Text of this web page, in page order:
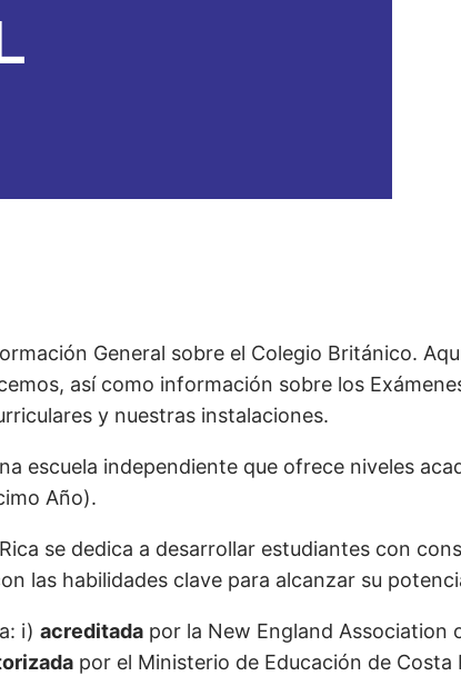
General sobre el Colegio Británico.
así como información sobre los
y nuestras instalaciones.
escuela independiente que ofrece niveles
Año).
se dedica a desarrollar estudiantes con
las habilidades clave para alcanzar su
i) acreditada por la New England Association
por el Ministerio de Educación de Costa